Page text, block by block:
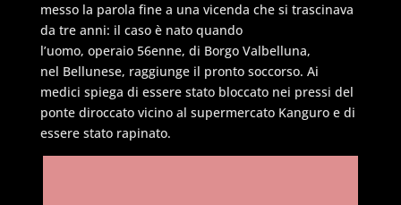
messo la parola fine a una vicenda che si trascinava
da tre anni: il caso è nato quando
l’uomo, operaio 56enne, di Borgo Valbelluna,
nel Bellunese, raggiunge il pronto soccorso. Ai
medici spiega di essere stato bloccato nei pressi del
ponte diroccato vicino al supermercato Kanguro e di
essere stato rapinato.